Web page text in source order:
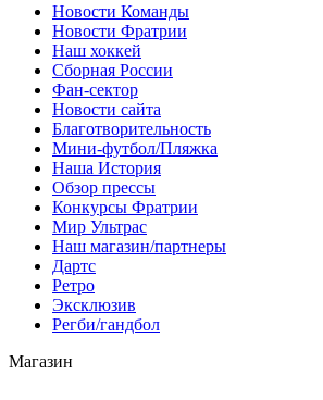
Новости Команды
Новости Фратрии
Наш хоккей
Сборная России
Фан-cектор
Новости сайта
Благотворительность
Мини-футбол/Пляжка
Наша История
Обзор прессы
Конкурсы Фратрии
Мир Ультрас
Наш магазин/партнеры
Дартс
Ретро
Эксклюзив
Регби/гандбол
Магазин